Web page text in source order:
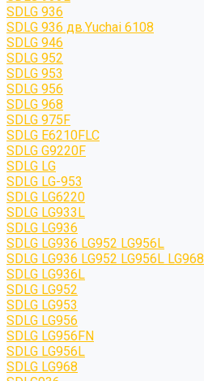
SDLG 936
SDLG 936 дв.Yuchai 6108
SDLG 946
SDLG 952
SDLG 953
SDLG 956
SDLG 968
SDLG 975F
SDLG E6210FLC
SDLG G9220F
SDLG LG
SDLG LG-953
SDLG LG6220
SDLG LG933L
SDLG LG936
SDLG LG936 LG952 LG956L
SDLG LG936 LG952 LG956L LG968
SDLG LG936L
SDLG LG952
SDLG LG953
SDLG LG956
SDLG LG956FN
SDLG LG956L
SDLG LG968